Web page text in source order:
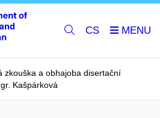
CS
zkouška a obhajoba disertační
Kašpárková